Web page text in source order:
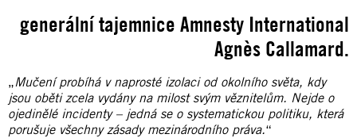
generální tajemnice Amnesty International
Agnès Callamard.
„Mučení probíhá v naprosté izolaci od okolního světa, kdy
jsou oběti zcela vydány na milost svým věznitelům. Nejde o
ojedinělé incidenty – jedná se o systematickou politiku, která
porušuje všechny zásady mezinárodního práva.“